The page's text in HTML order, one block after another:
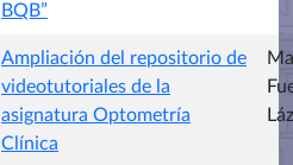
BQB”
Ampliación del repositorio de
videotutoriales de la
asignatura Optometría
Clínica